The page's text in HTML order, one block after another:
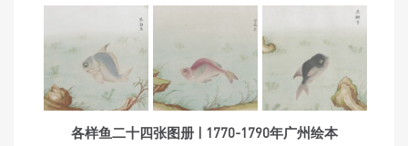
各样鱼二十四张图册 | 1770-1790年广州绘本